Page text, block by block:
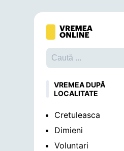
VREMEA DUPĂ
LOCALITATE
Cretuleasca
Dimieni
Voluntari